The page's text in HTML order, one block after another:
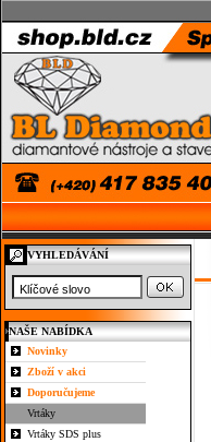
VYHLEDÁVÁNÍ
NAŠE NABÍDKA
Novinky
Zboží v akci
Doporučujeme
Vrtáky
Vrtáky SDS plus